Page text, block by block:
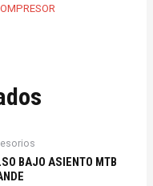
BAJO ASIENTO MTB